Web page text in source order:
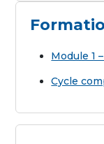
Module 1
Cycle